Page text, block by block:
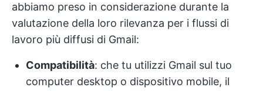
abbiamo preso in considerazione durante la
valutazione della loro rilevanza per i flussi di
lavoro più diffusi di Gmail:
Compatibilità: che tu utilizzi Gmail sul tuo
computer desktop o dispositivo mobile, il